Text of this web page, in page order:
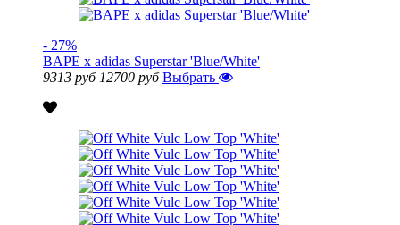
- 27%
BAPE x adidas Superstar 'Blue/White'
9313 руб 12700 руб Выбрать